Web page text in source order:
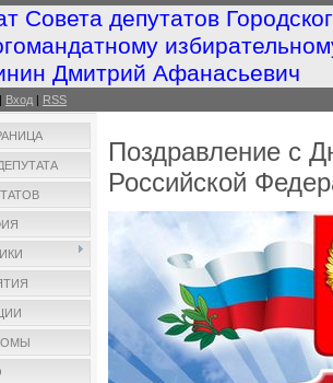
Совета депутатов
Дмитрий Афанасьевич
| Вход | RSS
Поздравление с
Российской